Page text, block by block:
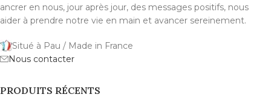
ancrer en nous, jour après jour, des messages positifs, nous
aider à prendre notre vie en main et avancer sereinement.
Situé à Pau / Made in France
Nous contacter
PRODUITS RÉCENTS